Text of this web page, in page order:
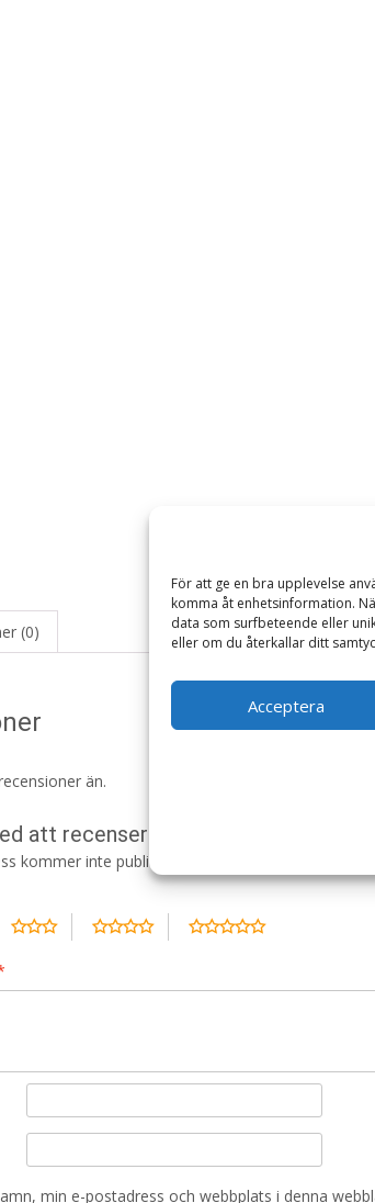
För att ge en bra upplevelse
komma åt enhetsinformation.
data som surfbeteende eller
eller om du återkallar ditt
Acceptera
(0)
än.
att recensera ”Puppy Medium
kommer inte publiceras.
min e-postadress och webbplats i denna